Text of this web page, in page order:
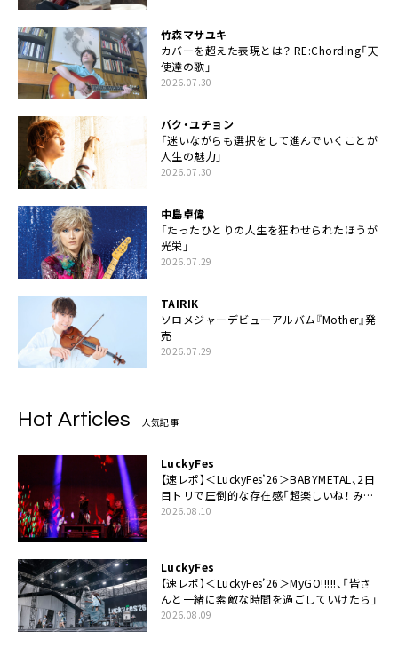
竹森マサユキ
カバーを超えた表現とは？ RE:Chording「天
使達の歌」
2026.07.30
パク・ユチョン
「迷いながらも選択をして進んでいくことが
人生の魅力」
2026.07.30
中島卓偉
「たったひとりの人生を狂わせられたほうが
光栄」
2026.07.29
TAIRIK
ソロメジャーデビューアルバム『Mother』発
売
2026.07.29
Hot Articles 人気記事
LuckyFes
【速レポ】＜LuckyFes’26＞BABYMETAL、2日
目トリで圧倒的な存在感「超楽しいね！ みん
なありがとう！」
2026.08.10
LuckyFes
【速レポ】＜LuckyFes’26＞MyGO!!!!!、「皆さ
んと一緒に素敵な時間を過ごしていけたら」
2026.08.09